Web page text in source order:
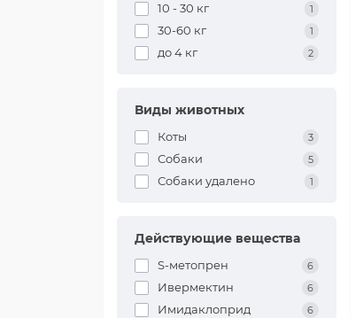
10 - 30 кг 1
30-60 кг 1
до 4 кг 2
Виды животных
Коты 3
Собаки 5
Собаки удалено 1
Действующие вещества
S-метопрен 6
Ивермектин 6
Имидаклоприд 6